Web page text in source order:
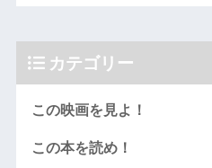
カテゴリー
この映画を見よ！
この本を読め！